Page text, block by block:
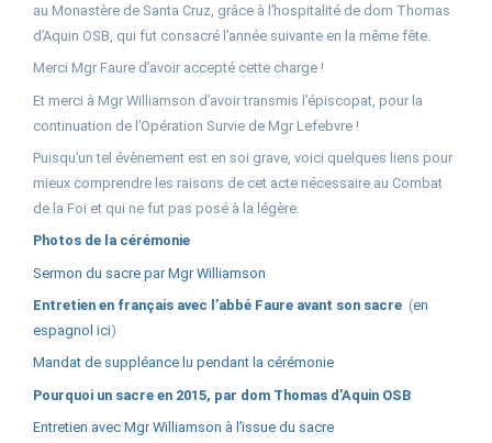
au Monastère de Santa Cruz, grâce à l’hospitalité de dom Thomas
d’Aquin OSB, qui fut consacré l’année suivante en la même fête.
Merci Mgr Faure d’avoir accepté cette charge !
Et merci à Mgr Williamson d’avoir transmis l’épiscopat, pour la
continuation de l’Opération Survie de Mgr Lefebvre !
Puisqu’un tel évènement est en soi grave, voici quelques liens pour
mieux comprendre les raisons de cet acte nécessaire au Combat
de la Foi et qui ne fut pas posé à la légère.
Photos de la cérémonie
Sermon du sacre par Mgr Williamson
Entretien en français avec l’abbé Faure avant son sacre (en
espagnol ici)
Mandat de suppléance lu pendant la cérémonie
Pourquoi un sacre en 2015, par dom Thomas d’Aquin OSB
Entretien avec Mgr Williamson à l’issue du sacre